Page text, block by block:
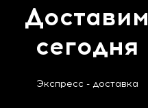
Доставим
сегодня
Экспресс - доставка